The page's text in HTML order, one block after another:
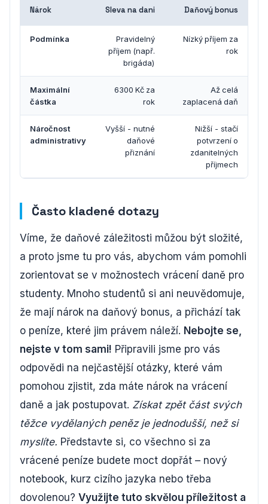
Nárok Sleva na dani Daňový bonus
Podmínka
Pravidelný
příjem (např.
brigáda)
Nízký příjem za
rok
Maximální
částka
6300 Kč za
rok
Až celá
zaplacená daň
Náročnost
administrativy
Vyšší - nutné
daňové
přiznání
Nižší - stačí
potvrzení o
zdanitelných
příjmech
Často kladené dotazy
Víme, že daňové záležitosti můžou být složité,
a proto jsme tu pro vás, abychom vám pomohli
zorientovat se v možnostech vrácení daně pro
studenty. Mnoho studentů si ani neuvědomuje,
že mají nárok na daňový bonus, a přichází tak
o peníze, které jim právem náleží. Nebojte se,
nejste v tom sami! Připravili jsme pro vás
odpovědi na nejčastější otázky, které vám
pomohou zjistit, zda máte nárok na vrácení
daně a jak postupovat. Získat zpět část svých
těžce vydělaných peněz je jednodušší, než si
myslíte. Představte si, co všechno si za
vrácené peníze budete moct dopřát – nový
notebook, kurz cizího jazyka nebo třeba
dovolenou? Využijte tuto skvělou příležitost a